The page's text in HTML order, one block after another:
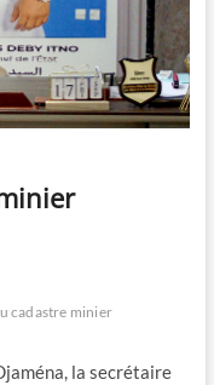
cadastre minier
la secrétaire